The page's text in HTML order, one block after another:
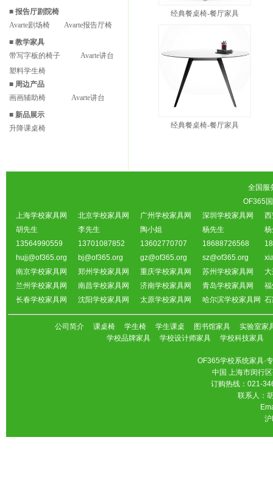
■ 报告厅剧院椅
Avarte剧场椅
Avarte报告厅椅
■ 教学家具
带写字板的椅子
Avarte讲台
塑料学生椅
■ 周边产品
画画辅助椅
Avarte讲台
■ 新品展示
升降课桌椅
经典餐桌椅-餐厅家具
经典餐桌椅-餐厅家具
全国服
OF365
上海学校家具网
北京学校家具网 广州学校家具网 深圳学校家具网
胡先生
李先生 陶小姐 杨先生
13564990559
13701087852 13602770707 18688726568
hujj@of365.org
bj@of365.org gz@of365.org sz@of365.org
南京学校家具网
郑州学校家具网 重庆学校家具网 苏州学校家具网
兰州学校家具网
南昌学校家具网 济南学校家具网 青岛学校家具网
长春学校家具网
沈阳学校家具网 太原学校家具网 哈尔滨学校家具网
公司简介 课桌椅 学生椅 学生课桌 图书馆家具
实验室家
学校品牌家具
学校设计师家具 学校科技家具
OF365学校系统家具
中国 上海市闵行
订购热线：021-
联系人：